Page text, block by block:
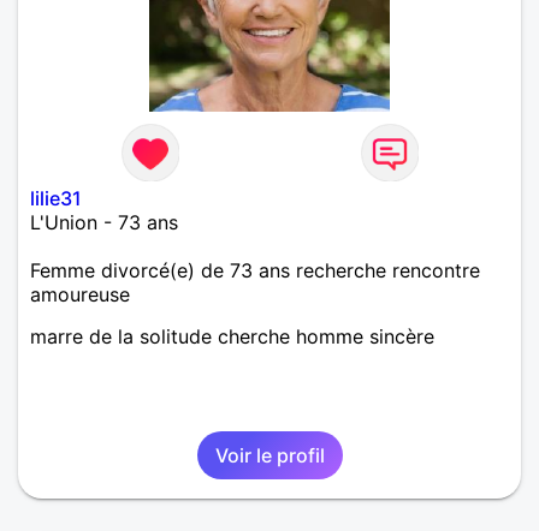
lilie31
L'Union - 73 ans
Femme divorcé(e) de 73 ans recherche rencontre
amoureuse
marre de la solitude cherche homme sincère
Voir le profil